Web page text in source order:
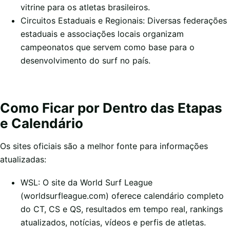
vitrine para os atletas brasileiros.
Circuitos Estaduais e Regionais: Diversas federações
estaduais e associações locais organizam
campeonatos que servem como base para o
desenvolvimento do surf no país.
Como Ficar por Dentro das Etapas
e Calendário
Os sites oficiais são a melhor fonte para informações
atualizadas:
WSL: O site da World Surf League
(worldsurfleague.com) oferece calendário completo
do CT, CS e QS, resultados em tempo real, rankings
atualizados, notícias, vídeos e perfis de atletas.